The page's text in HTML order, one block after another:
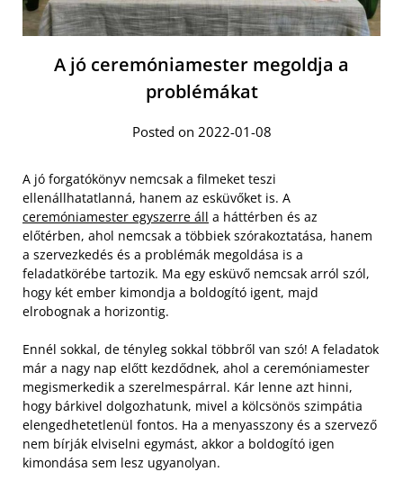
A jó ceremóniamester megoldja a
problémákat
Posted on 2022-01-08
A jó forgatókönyv nemcsak a filmeket teszi
ellenállhatatlanná, hanem az esküvőket is. A
ceremóniamester egyszerre áll a háttérben és az
előtérben, ahol nemcsak a többiek szórakoztatása, hanem
a szervezkedés és a problémák megoldása is a
feladatkörébe tartozik. Ma egy esküvő nemcsak arról szól,
hogy két ember kimondja a boldogító igent, majd
elrobognak a horizontig.
Ennél sokkal, de tényleg sokkal többről van szó! A feladatok
már a nagy nap előtt kezdődnek, ahol a ceremóniamester
megismerkedik a szerelmespárral. Kár lenne azt hinni,
hogy bárkivel dolgozhatunk, mivel a kölcsönös szimpátia
elengedhetetlenül fontos. Ha a menyasszony és a szervező
nem bírják elviselni egymást, akkor a boldogító igen
kimondása sem lesz ugyanolyan.